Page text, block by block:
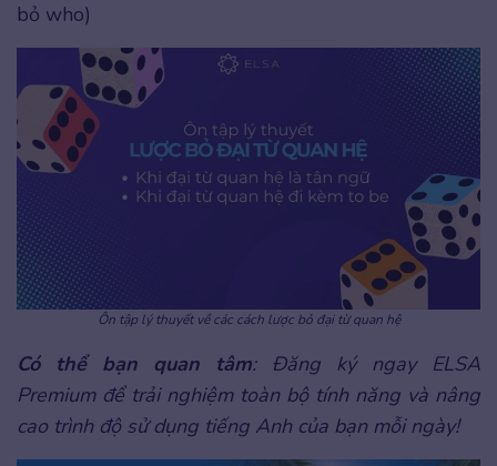
bỏ who)
Ôn tập lý thuyết về các cách lược bỏ đại từ quan hệ
Có thể bạn quan tâm: Đăng ký ngay ELSA
Premium để trải nghiệm toàn bộ tính năng và nâng
cao trình độ sử dụng tiếng Anh của bạn mỗi ngày!